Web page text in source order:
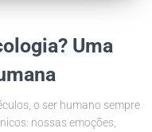
Uma
o ser humano sempre
nossas emoções,